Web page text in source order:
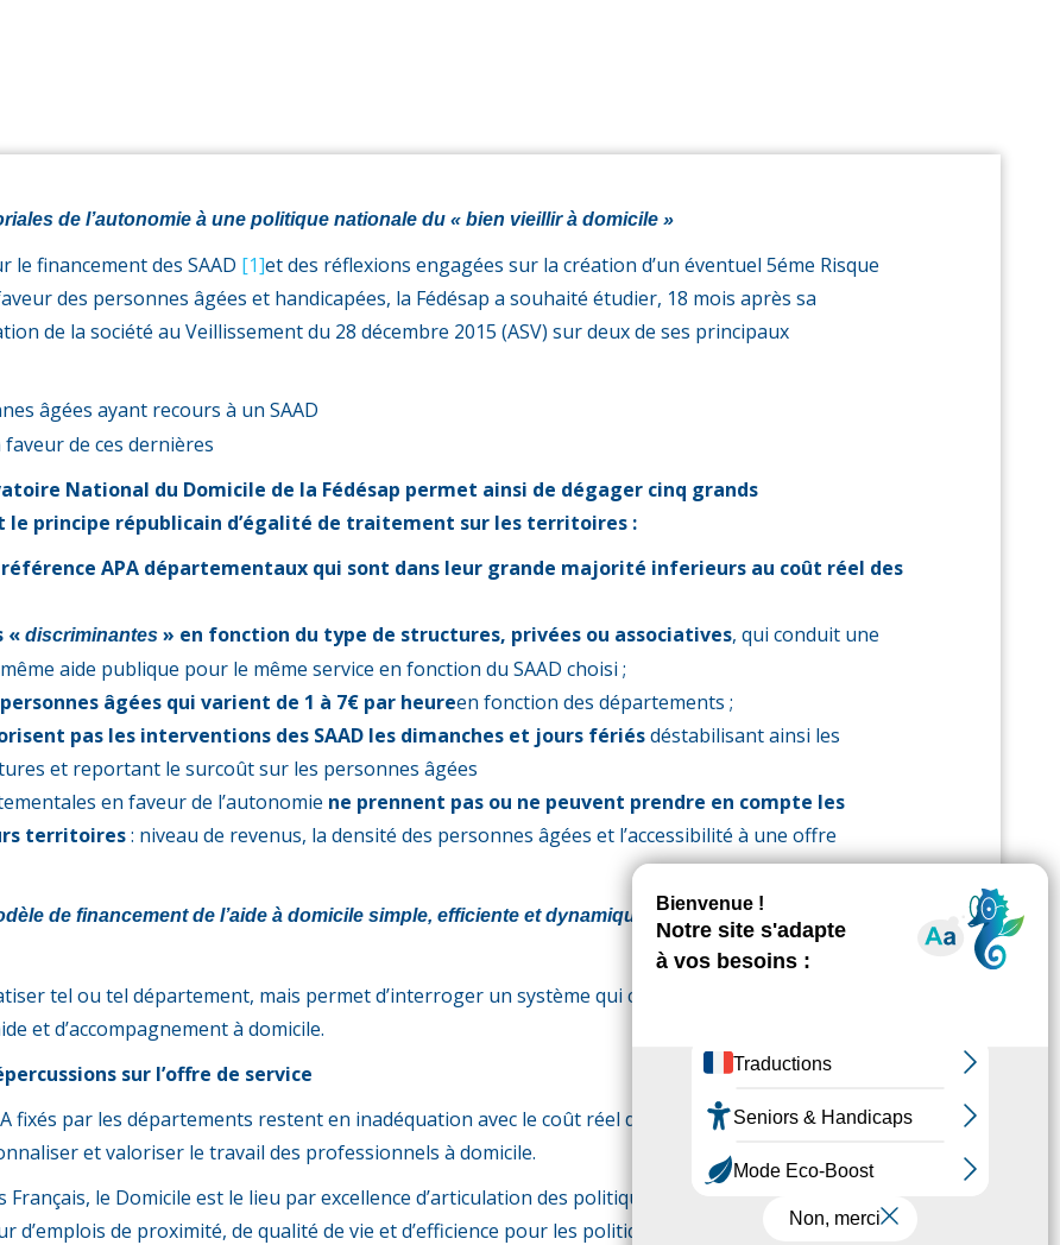
de l’autonomie à une politique nationale du « bien vieillir à domicile »
le financement des SAAD [1]et des réflexions engagées sur la création d’un éventuel 5éme Risque
des personnes âgées et handicapées, la Fédésap a souhaité étudier, 18 mois après sa
de la société au Veillissement du 28 décembre 2015 (ASV) sur deux de ses principaux
âgées ayant recours à un SAAD
de ces dernières
National du Domicile de la Fédésap permet ainsi de dégager cinq grands
principe républicain d’égalité de traitement sur les territoires :
APA départementaux qui sont dans leur grande majorité inferieurs au coût réel des
« discriminantes » en fonction du type de structures, privées ou associatives, qui conduit une
aide publique pour le même service en fonction du SAAD choisi ;
âgées qui varient de 1 à 7€ par heureen fonction des départements ;
pas les interventions des SAAD les dimanches et jours fériésdéstabilisant ainsi les
et reportant le surcoût sur les personnes âgées
en faveur de l’autonomie ne prennent pas ou ne peuvent prendre en compte les
territoires: niveau de revenus, la densité des personnes âgées et l’accessibilité à une offre
de financement de l’aide à domicile simple, efficiente et dynamique en capacité à accompagner
tel ou tel département, mais permet d’interroger un système qui conduit à une iniquité dans
et d’accompagnement à domicile.
sur l’offre de service
fixés par les départements restent en inadéquation avec le coût réel des services et apparaissent,
et valoriser le travail des professionnels à domicile.
le Domicile est le lieu par excellence d’articulation des politiques de l’autonomie, c’est aussi
de proximité, de qualité de vie et d’efficience pour les politiques de santé.